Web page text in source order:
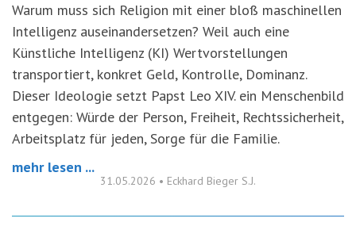
Warum muss sich Religion mit einer bloß maschinellen
Intelligenz auseinandersetzen? Weil auch eine
Künstliche Intelligenz (KI) Wertvorstellungen
transportiert, konkret Geld, Kontrolle, Dominanz.
Dieser Ideologie setzt Papst Leo XIV. ein Menschenbild
entgegen: Würde der Person, Freiheit, Rechtssicherheit,
Arbeitsplatz für jeden, Sorge für die Familie.
mehr lesen ...
31.05.2026 • Eckhard Bieger S.J.